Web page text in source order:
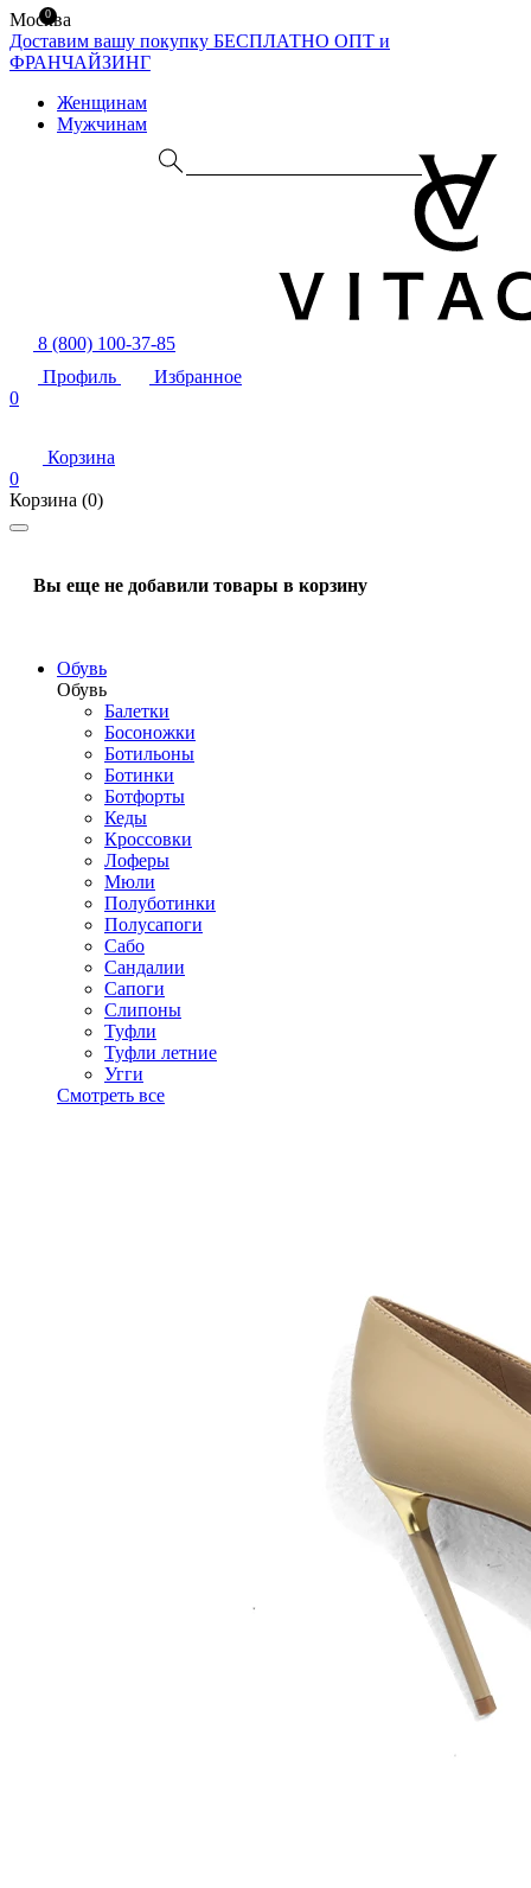
Москва
Доставим вашу покупку БЕСПЛАТНО ОПТ и
ФРАНЧАЙЗИНГ
Женщинам
Мужчинам
8 (800) 100-37-85
Профиль
Избранное
0
Корзина
0
Корзина (0)
Вы еще не добавили товары в корзину
Обувь
Обувь
Балетки
Босоножки
Ботильоны
Ботинки
Ботфорты
Кеды
Кроссовки
Лоферы
Мюли
Полуботинки
Полусапоги
Сабо
Сандалии
Сапоги
Слипоны
Туфли
Туфли летние
Угги
Смотреть все
0